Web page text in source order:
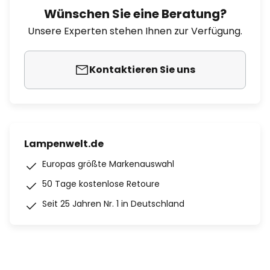
Wünschen Sie eine Beratung?
Unsere Experten stehen Ihnen zur Verfügung.
Kontaktieren Sie uns
Lampenwelt.de
Europas größte Markenauswahl
50 Tage kostenlose Retoure
Seit 25 Jahren Nr. 1 in Deutschland